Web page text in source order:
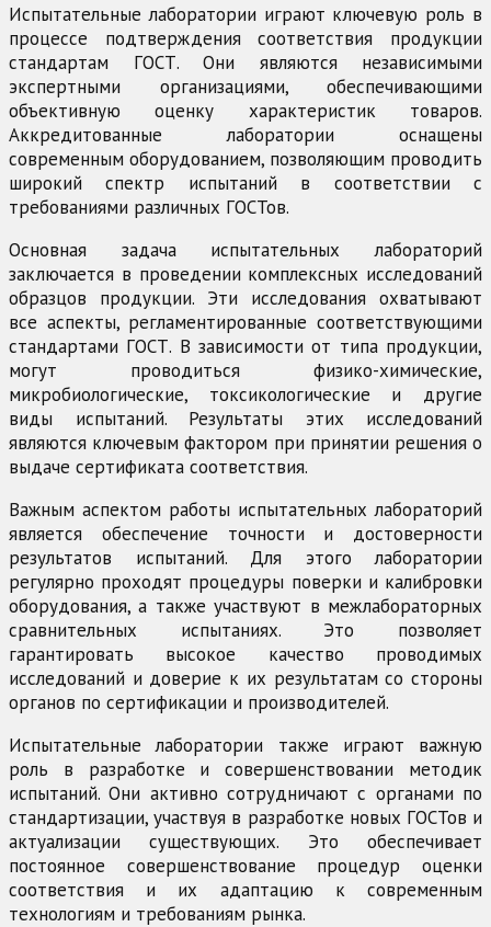
Испытательные лаборатории играют ключевую роль в
процессе подтверждения соответствия продукции
стандартам ГОСТ. Они являются независимыми
экспертными организациями, обеспечивающими
объективную оценку характеристик товаров.
Аккредитованные лаборатории оснащены
современным оборудованием, позволяющим проводить
широкий спектр испытаний в соответствии с
требованиями различных ГОСТов.
Основная задача испытательных лабораторий
заключается в проведении комплексных исследований
образцов продукции. Эти исследования охватывают
все аспекты, регламентированные соответствующими
стандартами ГОСТ. В зависимости от типа продукции,
могут проводиться физико-химические,
микробиологические, токсикологические и другие
виды испытаний. Результаты этих исследований
являются ключевым фактором при принятии решения о
выдаче сертификата соответствия.
Важным аспектом работы испытательных лабораторий
является обеспечение точности и достоверности
результатов испытаний. Для этого лаборатории
регулярно проходят процедуры поверки и калибровки
оборудования, а также участвуют в межлабораторных
сравнительных испытаниях. Это позволяет
гарантировать высокое качество проводимых
исследований и доверие к их результатам со стороны
органов по сертификации и производителей.
Испытательные лаборатории также играют важную
роль в разработке и совершенствовании методик
испытаний. Они активно сотрудничают с органами по
стандартизации, участвуя в разработке новых ГОСТов и
актуализации существующих. Это обеспечивает
постоянное совершенствование процедур оценки
соответствия и их адаптацию к современным
технологиям и требованиям рынка.